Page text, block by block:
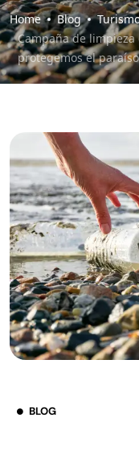
Home Blog
Campaña de
protegemos el paraíso
BLOG